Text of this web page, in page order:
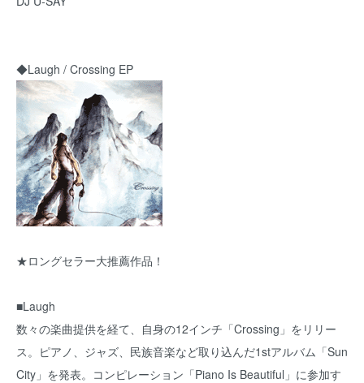
◆Laugh / Crossing EP
★ロングセラー大推薦作品！
■Laugh
数々の楽曲提供を経て、自身の12インチ「Crossing」をリリー
ス。ピアノ、ジャズ、民族音楽など取り込んだ1stアルバム「Sun
City」を発表。コンピレーション「Piano Is Beautiful」に参加す